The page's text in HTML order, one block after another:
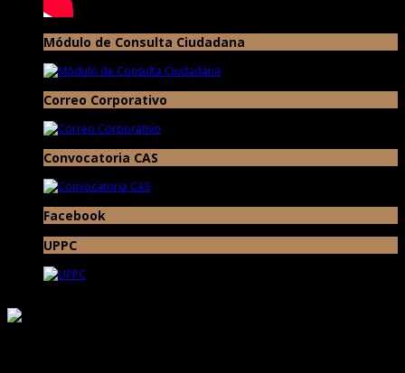
Módulo de Consulta Ciudadana
Correo Corporativo
Convocatoria CAS
Facebook
UPPC